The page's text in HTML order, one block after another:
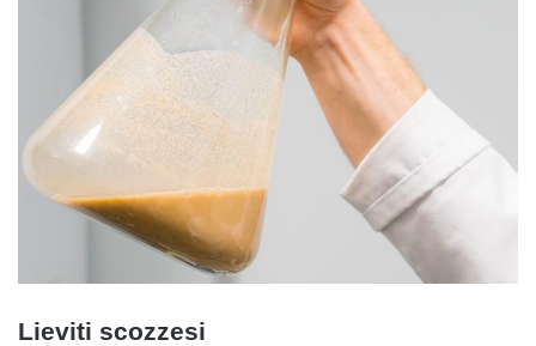
Lieviti scozzesi